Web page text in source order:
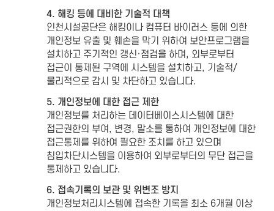
4. 해킹 등에 대비한 기술적 대책
인천시설공단은 해킹이나 컴퓨터 바이러스 등에 의한
개인정보 유출 및 훼손을 막기 위하여 보안프로그램을
설치하고 주기적인 갱신·점검을 하며, 외부로부터
접근이 통제된 구역에 시스템을 설치하고, 기술적/
물리적으로 감시 및 차단하고 있습니다.
5. 개인정보에 대한 접근 제한
개인정보를 처리하는 데이터베이스시스템에 대한
접근권한의 부여, 변경, 말소를 통하여 개인정보에 대한
접근통제를 위하여 필요한 조치를 하고 있으며
침입차단시스템을 이용하여 외부로부터의 무단 접근을
통제하고 있습니다.
6. 접속기록의 보관 및 위변조 방지
개인정보처리시스템에 접속한 기록을 최소 6개월 이상